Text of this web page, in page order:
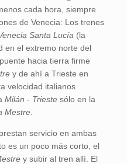
cada hora, siempre
de Venecia: Los trenes
Santa Lucía (la
en el extremo norte del
hacia tierra firme
y de ahí a Trieste en
velocidad italianos
Milán - Trieste sólo en la
Mestre
servicio en ambas
es un poco más corto, el
y subir al tren allí. El